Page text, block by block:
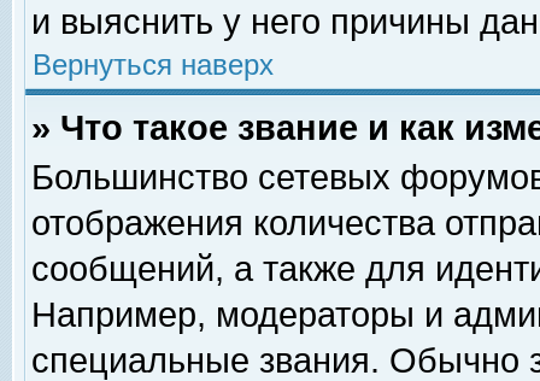
и выяснить у него причины
Вернуться наверх
» Что такое звание и как
Большинство сетевых
отображения количества
сообщений, а также для
Например, модераторы и
специальные звания. Обычно